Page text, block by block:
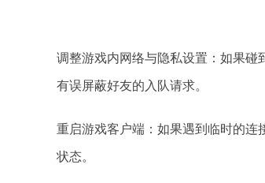
调整游戏内网络与隐私设置：如果碰
有误屏蔽好友的入队请求。
重启游戏客户端：如果遇到临时的连
状态。